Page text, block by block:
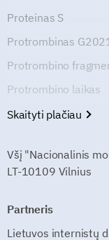
Proteinas S
Protrombinas
Protrombino
Protrombino laikas
Skaityti plačiau
Všį "Nacionalinis
LT-10109 Vilnius
Partneris
Lietuvos internistų